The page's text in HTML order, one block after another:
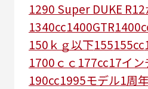
1290 Super DUKE R12
1340cc1400GTR
150ｋｇ以下155155cc
1700ｃｃ 177cc17イ
190cc1995モデル1周